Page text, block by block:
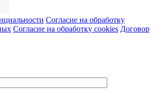
Согласие на обработку
Согласие на обработку cookies Договор